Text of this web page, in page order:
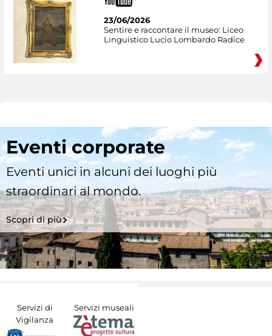
23/06/2026
Sentire e raccontare il museo: Liceo
Linguistico Lucio Lombardo Radice
Eventi corporate
Eventi unici in alcuni dei luoghi più
straordinari al mondo.
Scopri di più
Servizi di
Vigilanza
Servizi museali